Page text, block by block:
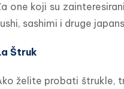
one koji su
sashimi i druge
Štruk
želite probati štrukle,